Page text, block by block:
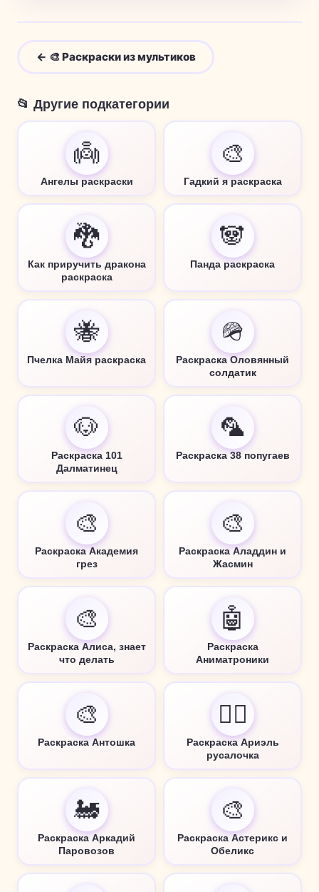
← 🎨 Раскраски из мультиков
📂 Другие подкатегории
👼
Ангелы раскраски
🎨
Гадкий я раскраска
🐉
Как приручить дракона
раскраска
🐼
Панда раскраска
🐝
Пчелка Майя раскраска
🪖
Раскраска Оловянный
солдатик
🐶
Раскраска 101
Далматинец
🦜
Раскраска 38 попугаев
🎨
Раскраска Академия
грез
🎨
Раскраска Аладдин и
Жасмин
🎨
Раскраска Алиса, знает
что делать
🤖
Раскраска
Аниматроники
🎨
Раскраска Антошка
🧜‍♀️
Раскраска Ариэль
русалочка
🚂
Раскраска Аркадий
Паровозов
🎨
Раскраска Астерикс и
Обеликс